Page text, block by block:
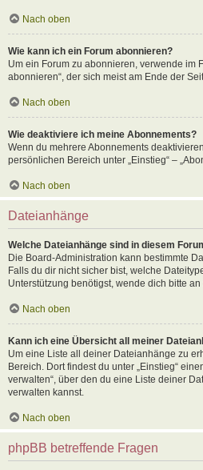
Nach oben
Wie kann ich ein Forum abonnieren?
Um ein Forum zu abonnieren, verwende im
abonnieren“, der sich meist am Ende der
Nach oben
Wie deaktiviere ich meine Abonnements?
Wenn du mehrere Abonnements
persönlichen Bereich unter „Einstieg“ –
Nach oben
Dateianhänge
Welche Dateianhänge sind in diesem
Die Board-Administration kann bestimmte
Falls du dir nicht sicher bist, welche
Unterstützung benötigst, wende dich bitte
Nach oben
Kann ich eine Übersicht all meiner
Um eine Liste all deiner Dateianhänge zu
Bereich. Dort findest du unter „Einstieg“
verwalten“, über den du eine Liste deiner
verwalten kannst.
Nach oben
phpBB betreffende Fragen